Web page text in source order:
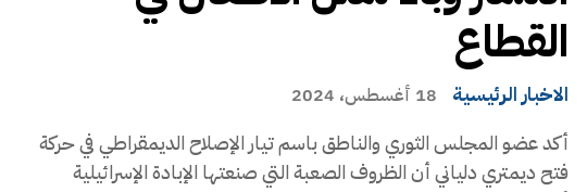
القطاع
الاخبار الرئيسية 18 أغسطس، 2024
أكد عضو المجلس الثوري والناطق باسم تيار الإصلاح الديمقراطي في حركة
فتح ديمتري دلياني أن الظروف الصعبة التي صنعتها الإبادة الإسرائيلية